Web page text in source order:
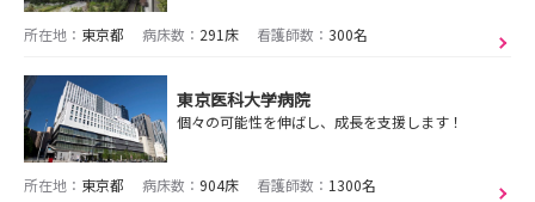
所在地： 東京都 病床数： 291床 看護師数： 300名
東京医科大学病院
個々の可能性を伸ばし、成長を支援します！
所在地： 東京都 病床数： 904床 看護師数： 1300名